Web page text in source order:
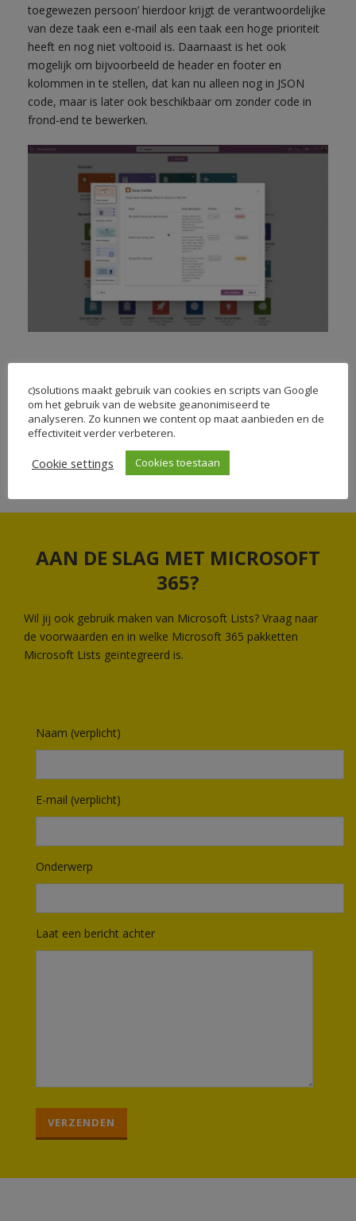
toegewezen persoon’ hierdoor krijgt de verantwoordelijke
van deze taak een e-mail als een taak een hoge prioriteit
heeft en nog niet voltooid is. Daarnaast is het ook
mogelijk om bijvoorbeeld de header en footer en
kolommen in te stellen, dat kan nu alleen nog in JSON
code, maar is later ook beschikbaar om zonder code in
frond-end te bewerken.
De uitrol van Microsoft Lists zal voor een groot deel eind
augustus plaatsvinden. De volledige productie roll-out
voor enterprise, onderwijs en government wordt
gelanceerd in oktober 2020.
AAN DE SLAG MET MICROSOFT
365?
Wil jij ook gebruik maken van Microsoft Lists? Vraag naar
de voorwaarden en in welke Microsoft 365 pakketten
Microsoft Lists geïntegreerd is.
Naam (verplicht)
E-mail (verplicht)
Onderwerp
Laat een bericht achter
G
l
e
c)solutions maakt gebruik van cookies en scripts van Google
om het gebruik van de website geanonimiseerd te
analyseren. Zo kunnen we content op maat aanbieden en de
effectiviteit verder verbeteren.
Cookie settings Cookies toestaan